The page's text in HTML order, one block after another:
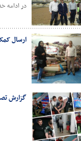
در ادامه
ارسال
گزارش